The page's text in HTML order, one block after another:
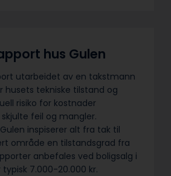
hus Gulen
utarbeidet av en takstmann
husets tekniske tilstand og
risiko for kostnader
feil og mangler.
inspiserer alt fra tak til
område en tilstandsgrad fra
anbefales ved boligsalg i
7.000-20.000 kr.